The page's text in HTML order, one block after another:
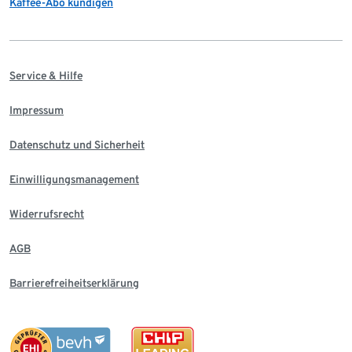
Service & Hilfe
Impressum
Datenschutz und Sicherheit
Einwilligungsmanagement
Widerrufsrecht
AGB
Barrierefreiheitserklärung